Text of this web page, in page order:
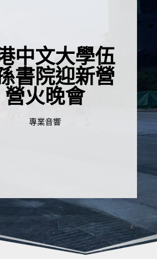
中文大學伍
書院迎新營
營火晚會
專業音響